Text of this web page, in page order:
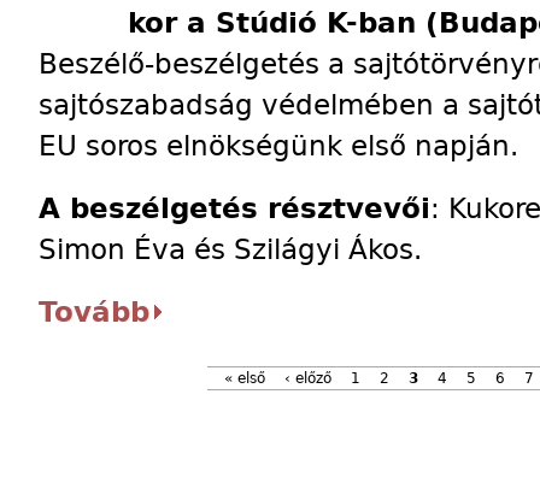
kor a Stúdió K-ban
Beszélő-beszélgetés a
sajtószabadság védelmében a
EU soros elnökségünk első napján.
A beszélgetés résztvevői:
Simon Éva és Szilágyi Ákos.
Tovább
« első ‹ előző 1 2 3 4 5 6 7